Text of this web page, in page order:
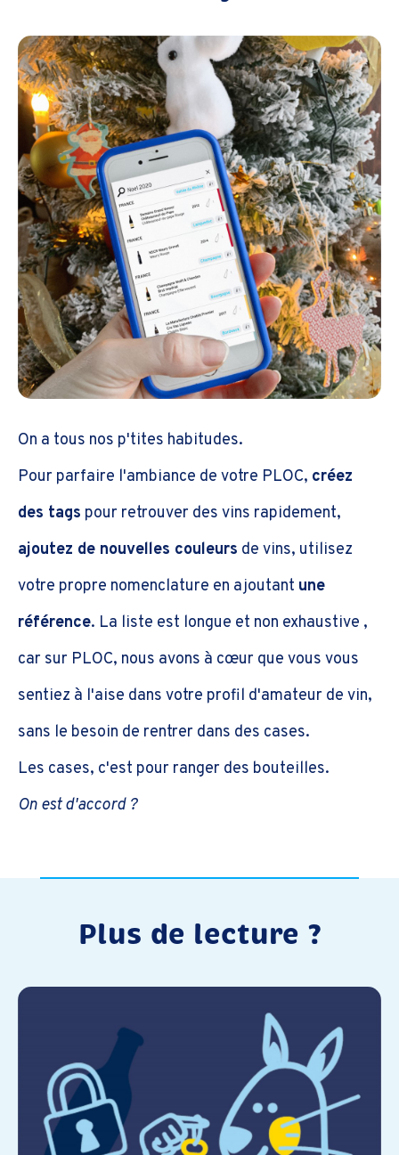
On a tous nos p'tites habitudes.
Pour parfaire l'ambiance de votre PLOC, créez
des tags pour retrouver des vins rapidement,
ajoutez de nouvelles couleurs de vins, utilisez
votre propre nomenclature en ajoutant une
référence. La liste est longue et non exhaustive ,
car sur PLOC, nous avons à cœur que vous vous
sentiez à l'aise dans votre profil d'amateur de vin,
sans le besoin de rentrer dans des cases.
Les cases, c'est pour ranger des bouteilles.
On est d'accord ?
Plus de lecture ?